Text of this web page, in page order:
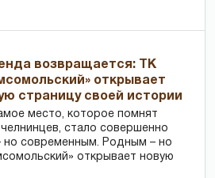
возвращается: ТК
открывает
страницу своей истории
место, которое помнят
стало совершенно
но современным. Родным – но
открывает новую